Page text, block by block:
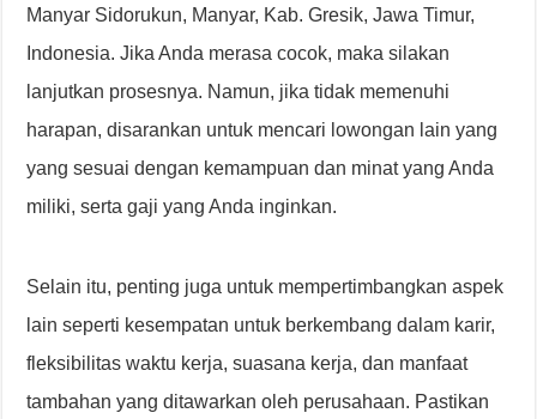
Manyar Sidorukun, Manyar, Kab. Gresik, Jawa Timur,
Indonesia. Jika Anda merasa cocok, maka silakan
lanjutkan prosesnya. Namun, jika tidak memenuhi
harapan, disarankan untuk mencari lowongan lain yang
yang sesuai dengan kemampuan dan minat yang Anda
miliki, serta gaji yang Anda inginkan.
Selain itu, penting juga untuk mempertimbangkan aspek
lain seperti kesempatan untuk berkembang dalam karir,
fleksibilitas waktu kerja, suasana kerja, dan manfaat
tambahan yang ditawarkan oleh perusahaan. Pastikan